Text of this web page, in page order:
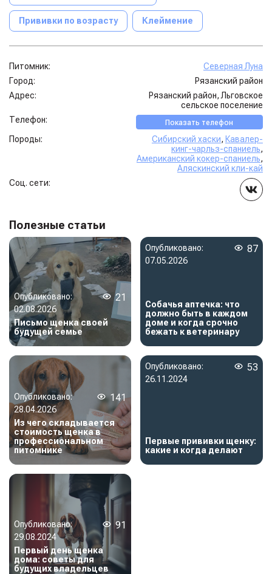
Прививки по возрасту Клеймение
Питомник:
Северная Луна
Город:
Рязанский район
Адрес:
Рязанский район, Льговское
сельское поселение
Телефон:
Показать телефон
Породы: Сибирский хаски, Кавалер-
кинг-чарльз-спаниель,
Американский кокер-спаниель,
Аляскинский кли-кай
Соц. сети:
Полезные статьи
Опубликовано:
02.08.2026
21
Письмо щенка своей
будущей семье
Опубликовано:
07.05.2026
87
Собачья аптечка: что
должно быть в каждом
доме и когда срочно
бежать к ветеринару
Опубликовано:
28.04.2026
141
Из чего складывается
стоимость щенка в
профессиональном
питомнике
Опубликовано:
26.11.2024
53
Первые прививки щенку:
какие и когда делают
Опубликовано:
29.08.2024
91
Первый день щенка
дома: советы для
будущих владельцев